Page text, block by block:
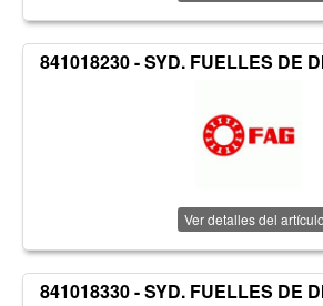
841018230 - SYD. FUELLES DE
Ver detalles del artículo
841018330 - SYD. FUELLES DE